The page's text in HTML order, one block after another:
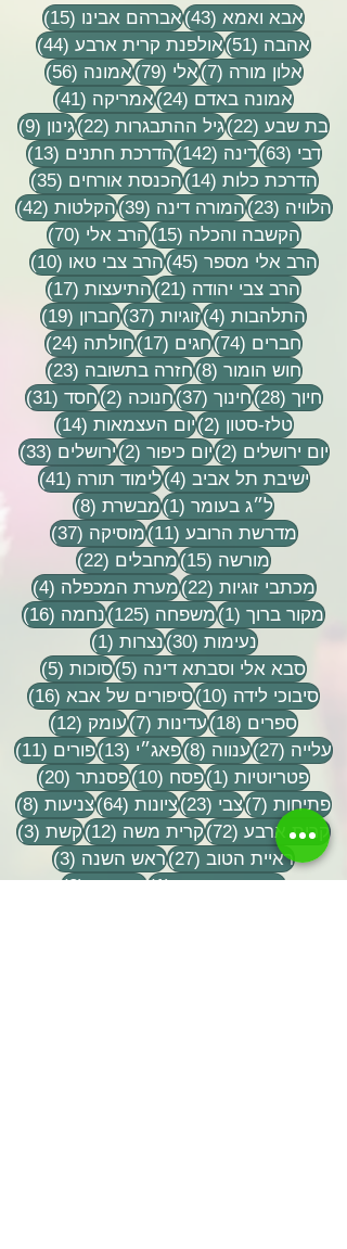
אבא ואמא (43) 43 פוסטים
אברהם אבינו (15)
15 פוסטים
אהבה (51) 51 פוסטים
אולפנת קרית ארבע (44)
44 פוסטים
אלון מורה (7) 7 פוסטיםאלי (79) 79 פוסטים
אמונה (56)
56 פוסטים
אמונה באדם (24) 24 פוסטים
אמריקה (41)
41 פוסטים
בת שבע (22) 22 פוסטים
גיל ההתבגרות (22) 22 פוסטים
גינון (9)
9 פוסטים
דבי (63) 63 פוסטים
דינה (142) 142 פוסטים
הדרכת חתנים (13)
13 פוסטים
הדרכת כלות (14) 14 פוסטים
הכנסת אורחים (35)
35 פוסטים
הלוויה (23) 23 פוסטים
המורה דינה (39) 39 פוסטים
הקלטות (42)
42
הקשבה והכלה (15) 15 פוסטים
הרב אלי (70)
70 פוסטים
הרב אלי מספר (45) 45 פוסטים
הרב צבי טאו (10)
10 פוסטים
הרב צבי יהודה (21) 21 פוסטים
התיעצות (17)
17 פוסטים
התלהבות (4) 4 פוסטיםזוגיות (37) 37 פוסטים
חברון (19)
19 פוסטים
חברים (74) 74 פוסטים
חגים (17) 17 פוסטים
חולתה (24)
24 פוסטים
חוש הומור (8) 8 פוסטיםחזרה בתשובה (23)
23 פוסטים
חיוך (28) 28 פוסטים
חינוך (37) 37 פוסטים
חנוכה (2) 2 פוסטיםחסד (31)
31 פוסטים
טלז-סטון (2) 2 פוסטיםיום העצמאות (14)
14 פוסטים
יום ירושלים (2) 2 פוסטיםיום כיפור (2) 2 פוסטיםירושלים (33)
33 פוסטים
ישיבת תל אביב (4) 4 פוסטיםלימוד תורה (41)
41 פוסטים
ל״ג בעומר (1) פוסט 1
מבשרת (8)
8 פוסטים
מדרשת הרובע (11) 11 פוסטים
מוסיקה (37)
37 פוסטים
מורשה (15) 15 פוסטים
מחבלים (22)
22 פוסטים
מכתבי זוגיות (22) 22 פוסטים
מערת המכפלה (4)
4 פוסטים
מקור ברוך (1) פוסט 1
משפחה (125) 125 פוסטים
נחמה (16)
16 פוסטים
נעימות (30) 30 פוסטים
נצרות (1)
פוסט 1
סבא אלי וסבתא דינה (5) 5 פוסטיםסוכות (5)
5 פוסטים
סיבוכי לידה (10) 10 פוסטים
סיפורים של אבא (16)
16 פוסטים
ספרים (18) 18 פוסטים
עדינות (7) 7 פוסטיםעומק (12)
12 פוסטים
עלייה (27) 27 פוסטים
ענווה (8) 8 פוסטיםפאג״י (13) 13 פוסטים
פורים (11)
11
פטריוטיות (1) פוסט 1
פסח (10) 10 פוסטים
פסנתר (20)
20 פוסטים
פתיחות (7) 7 פוסטיםצבי (23) 23 פוסטים
ציונות (64) 64 פוסטים
צניעות (8)
8 פוסטים
קרית ארבע (72) 72 פוסטים
קרית משה (12) 12 פוסטים
קשת (3)
3 פוסטים
ראיית הטוב (27) 27 פוסטים
ראש השנה (3)
3 פוסטים
רמת מגשימים (1) פוסט 1
שבועות (2)
2 פוסטים